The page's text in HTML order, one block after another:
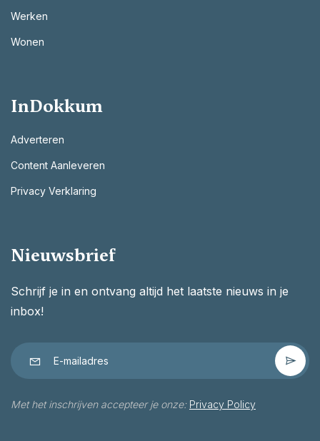
Werken
Wonen
InDokkum
Adverteren
Content Aanleveren
Privacy Verklaring
Nieuwsbrief
Schrijf je in en ontvang altijd het laatste nieuws in je
inbox!
Met het inschrijven accepteer je onze: Privacy Policy